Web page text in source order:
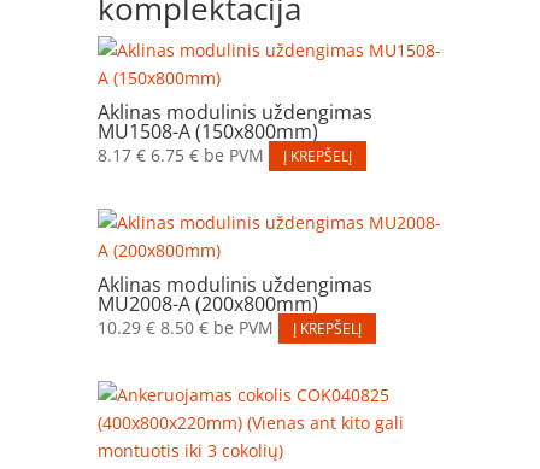
Aklinas modulinis uždengimas
MU1508-A (150x800mm)
8.17 € 6.75 €be PVM Į KREPŠELĮ
Aklinas modulinis uždengimas
MU2008-A (200x800mm)
10.29 € 8.50 €be PVM Į KREPŠELĮ